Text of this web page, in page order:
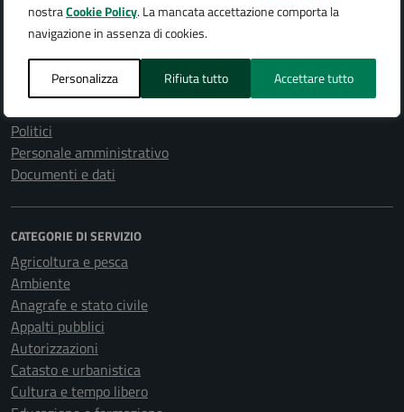
nostraCookie Policy. La mancata accettazione comporta la
navigazione in assenza di cookies.
Personalizza Rifiuta tutto Accettare tutto
AMMINISTRAZIONE
Organi di governo
Aree amministrative
Politici
Personale amministrativo
Documenti e dati
CATEGORIE DI SERVIZIO
Agricoltura e pesca
Ambiente
Anagrafe e stato civile
Appalti pubblici
Autorizzazioni
Catasto e urbanistica
Cultura e tempo libero